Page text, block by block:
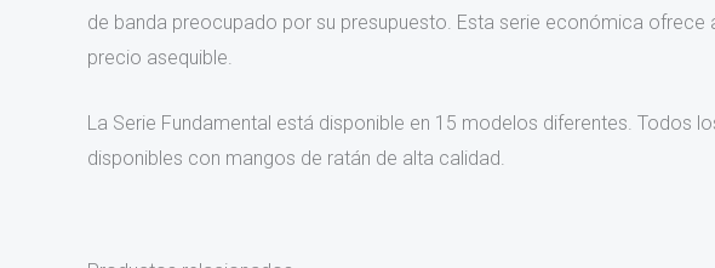
de banda preocupado por su presupuesto. Esta serie económica
precio asequible.
La Serie Fundamental está disponible en 15 modelos diferentes.
disponibles con mangos de ratán de alta calidad.